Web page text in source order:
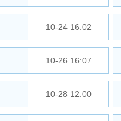
10-24 16:02
10-26 16:07
10-28 12:00